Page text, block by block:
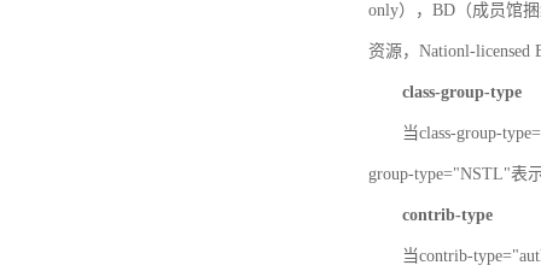
only），BD（成员馆
资源，Nationl-licensed
class-group-type
当class-group-
group-type="NSTL"表
contrib-type
当contrib-